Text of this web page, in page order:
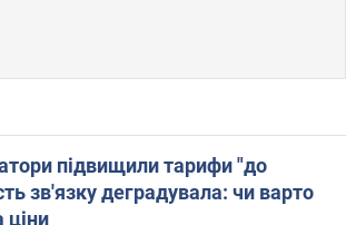
підвищили тарифи "до
зв'язку деградувала: чи варто
ціни